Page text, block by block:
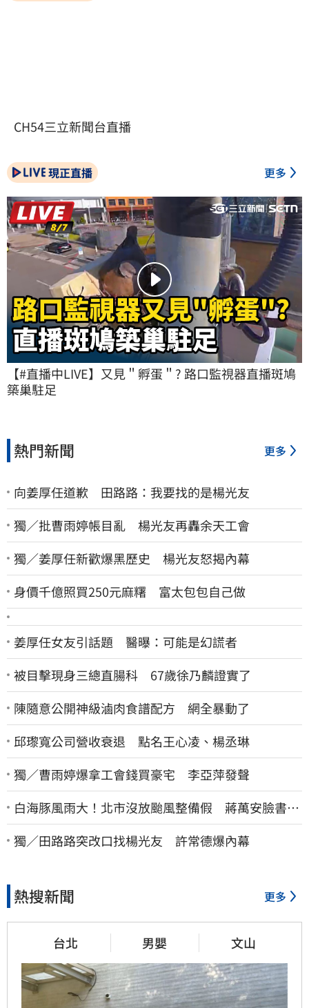
CH54三立新聞台直播
現正直播 更多
【#直播中LIVE】又見＂孵蛋＂? 路口監視器直播斑鳩
築巢駐足
熱門新聞 更多
向姜厚任道歉 田路路：我要找的是楊光友
獨／批曹雨婷帳目亂 楊光友再轟余天工會
獨／姜厚任新歡爆黑歷史 楊光友怒揭內幕
身價千億照買250元麻糬 富太包包自己做
姜厚任女友引話題 醫曝：可能是幻謊者
被目擊現身三總直腸科 67歲徐乃麟證實了
陳隨意公開神級滷肉食譜配方 網全暴動了
邱瓈寬公司營收衰退 點名王心凌、楊丞琳
獨／曹雨婷爆拿工會錢買豪宅 李亞萍發聲
白海豚風雨大！北市沒放颱風整備假 蔣萬安臉書遭
網友灌爆：標準在哪？
獨／田路路突改口找楊光友 許常德爆內幕
熱搜新聞 更多
台北 男嬰 文山